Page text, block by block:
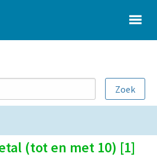
(tot en met 10) [1]